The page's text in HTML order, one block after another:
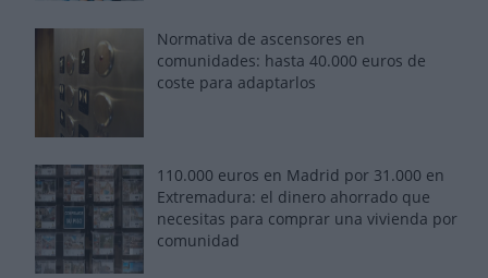
Normativa de ascensores en
comunidades: hasta 40.000 euros de
coste para adaptarlos
110.000 euros en Madrid por 31.000 en
Extremadura: el dinero ahorrado que
necesitas para comprar una vivienda por
comunidad